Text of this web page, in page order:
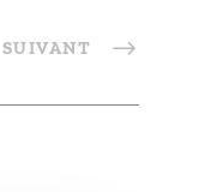
SUIVANT